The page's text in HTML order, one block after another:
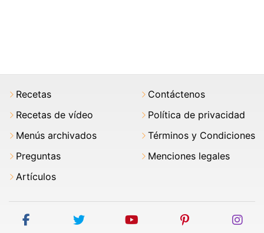
Recetas
Recetas de vídeo
Menús archivados
Preguntas
Artículos
Contáctenos
Política de privacidad
Términos y Condiciones
Menciones legales
facebook twitter youtube pinterest